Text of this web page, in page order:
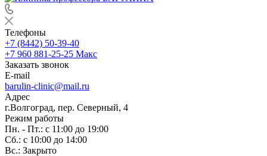
Телефоны
+7 (8442) 50-39-40
+7 960 881-25-25 Макс
Заказать звонок
E-mail
barulin-clinic@mail.ru
Адрес
г.Волгоград, пер. Северный, 4
Режим работы
Пн. - Пт.: с 11:00 до 19:00
Сб.: с 10:00 до 14:00
Вс.: Закрыто